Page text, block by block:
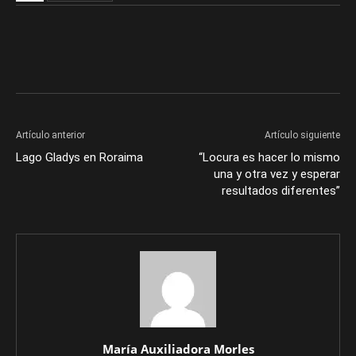
Artículo anterior
Lago Gladys en Roraima
Artículo siguiente
“Locura es hacer lo mismo
una y otra vez y esperar
resultados diferentes”
María Auxiliadora Morles